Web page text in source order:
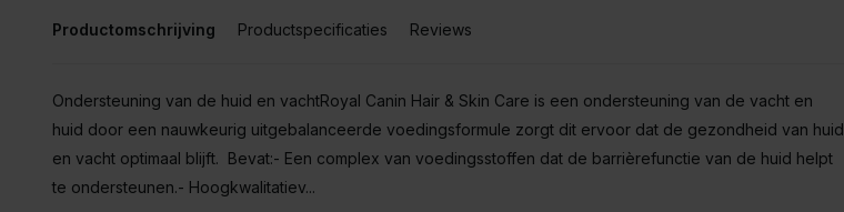
Productomschrijving Productspecificaties Reviews
Ondersteuning van de huid en vachtRoyal Canin Hair & Skin Care is een ondersteuning van de vacht en
huid door een nauwkeurig uitgebalanceerde voedingsformule zorgt dit ervoor dat de gezondheid van huid
en vacht optimaal blijft. Bevat:- Een complex van voedingsstoffen dat de barrièrefunctie van de huid helpt
te ondersteunen.- Hoogkwalitatiev...